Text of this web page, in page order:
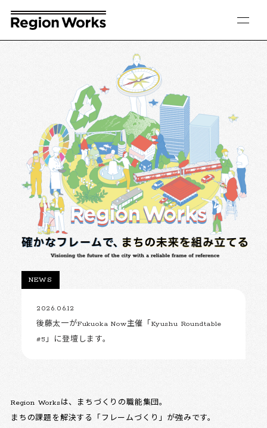
NEWS
2026.06.12
後藤太一がFukuoka Now主催「Kyushu Roundtable
#5」に登壇します。
Region Worksは、まちづくりの職能集団。
まちの課題を解決する「フレームづくり」が強みです。